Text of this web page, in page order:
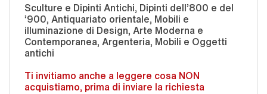
Sculture e Dipinti Antichi, Dipinti dell'800 e del
'900, Antiquariato orientale, Mobili e
illuminazione di Design, Arte Moderna e
Contemporanea, Argenteria, Mobili e Oggetti
antichi
Ti invitiamo anche a leggere cosa NON
acquistiamo, prima di inviare la richiesta